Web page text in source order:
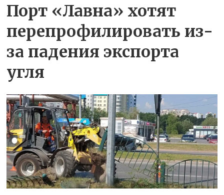
Порт «Лавна» хотят
перепрофилировать из-
за падения экспорта
угля